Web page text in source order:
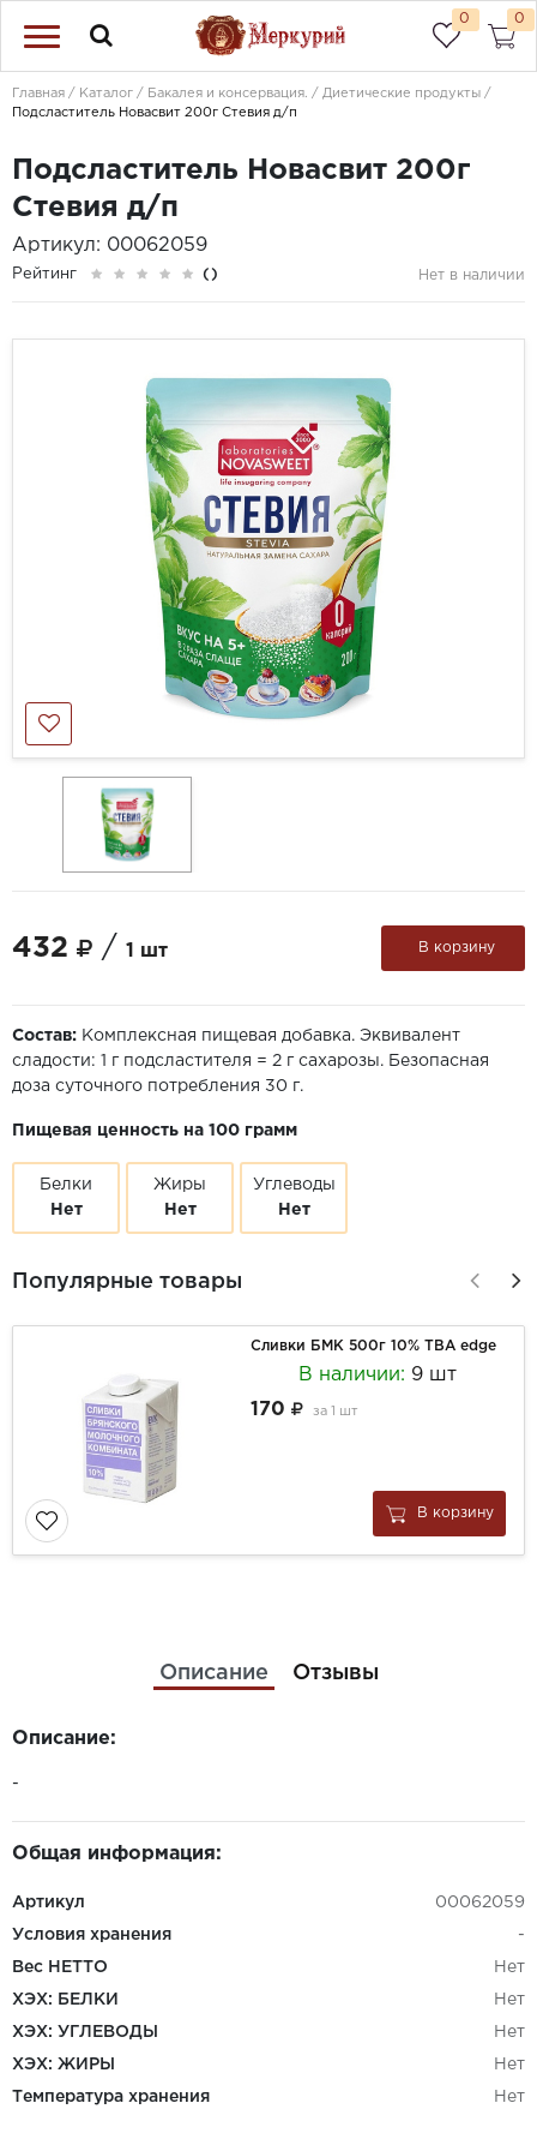
0 0
Главная Каталог Бакалея и консервация.
Диетические продукты
Подсластитель Новасвит 200г Стевия д/п
Подсластитель Новасвит 200г
Стевия д/п
Артикул: 00062059
Рейтинг () Нет в наличии
432 / 1 шт В корзину
Состав: Комплексная пищевая добавка. Эквивалент
сладости: 1 г подсластителя = 2 г сахарозы. Безопасная
доза суточного потребления 30 г.
Пищевая ценность на 100 грамм
Белки
Нет
Жиры
Нет
Углеводы
Нет
Популярные товары
Сливки БМК 500г 10% ТВА edge
В наличии: 9 шт
170
за 1 шт
В корзину
Описание Отзывы
Описание:
-
Общая информация:
Артикул 00062059
Условия хранения -
Вес НЕТТО Нет
ХЭХ: БЕЛКИ Нет
ХЭХ: УГЛЕВОДЫ Нет
ХЭХ: ЖИРЫ Нет
Температура хранения Нет